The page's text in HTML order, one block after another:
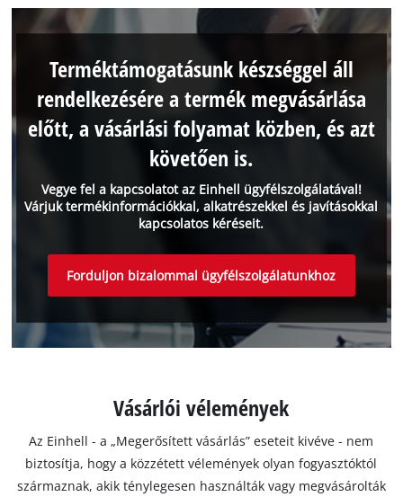
Vegye fel a kapcsolatot az Einhell ügyfélszolgálatával!
Várjuk termékinformációkkal, alkatrészekkel és javításokkal
kapcsolatos kéréseit.
Terméktámogatásunk készséggel áll
rendelkezésére a termék megvásárlása
előtt, a vásárlási folyamat közben, és azt
követően is.
Forduljon bizalommal ügyfélszolgálatunkhoz
Vásárlói vélemények
Az Einhell - a „Megerősített vásárlás” eseteit kivéve - nem
biztosítja, hogy a közzétett vélemények olyan fogyasztóktól
származnak, akik ténylegesen használták vagy megvásárolták